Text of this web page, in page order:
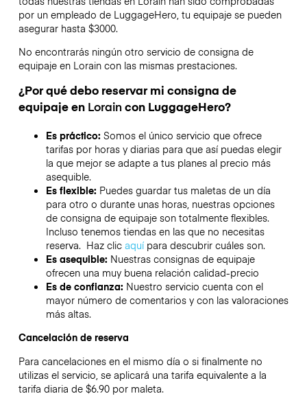
por un empleado de LuggageHero, tu equipaje se pueden
asegurar hasta $3000.
No encontrarás ningún otro servicio de consigna de
equipaje en Loraincon las mismas prestaciones.
¿Por qué debo reservar mi consigna de
equipaje en Loraincon LuggageHero?
Es práctico: Somos el único servicio que ofrece
tarifas por horas y diarias para que así puedas elegir
la que mejor se adapte a tus planes al precio más
asequible.
Es flexible: Puedes guardar tus maletas de un día
para otro o durante unas horas, nuestras opciones
de consigna de equipaje son totalmente flexibles.
Incluso tenemos tiendas en las que no necesitas
reserva. Haz clic aquípara descubrir cuáles son.
Es asequible: Nuestras consignas de equipaje
ofrecen una muy buena relación calidad-precio
Es de confianza: Nuestro servicio cuenta con el
mayor número de comentarios y con las valoraciones
más altas.
Cancelación de reserva
Para cancelaciones en el mismo día o si finalmente no
utilizas el servicio, se aplicará una tarifa equivalente a la
tarifa diaria de $6.90 por maleta.